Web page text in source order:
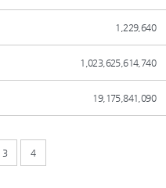
1,229,640
1,023,625,614,740
19,175,841,090
3 4